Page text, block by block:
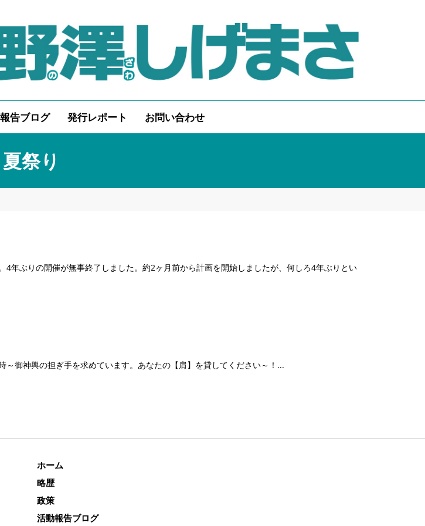
告ブログ 発行レポート お問い合わせ
夏祭り
年ぶりの開催が無事終了しました。約2ヶ月前から計画を開始しましたが、何しろ4年ぶりとい
御神輿の担ぎ手を求めています。あなたの【肩】を貸してください～！
ホーム
略歴
政策
活動報告ブログ